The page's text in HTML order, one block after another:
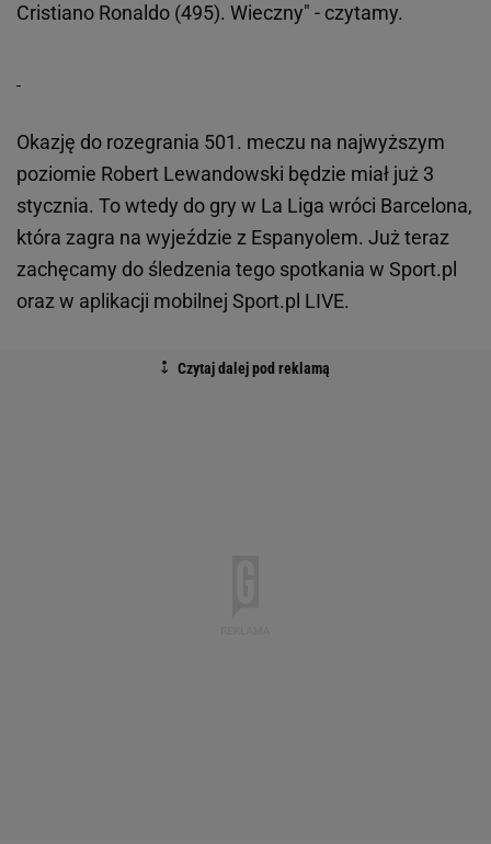
Cristiano Ronaldo (495). Wieczny" - czytamy.
Okazję do rozegrania 501. meczu na najwyższym
poziomie Robert Lewandowski będzie miał już 3
stycznia. To wtedy do gry w La Liga wróci Barcelona,
która zagra na wyjeździe z Espanyolem. Już teraz
zachęcamy do śledzenia tego spotkania w Sport.pl
oraz w aplikacji mobilnej Sport.pl LIVE.